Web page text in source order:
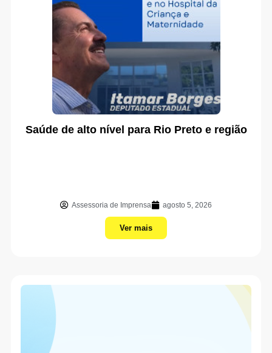
Saúde de alto nível para Rio Preto e região
Assessoria de Imprensa agosto 5, 2026
Ver mais